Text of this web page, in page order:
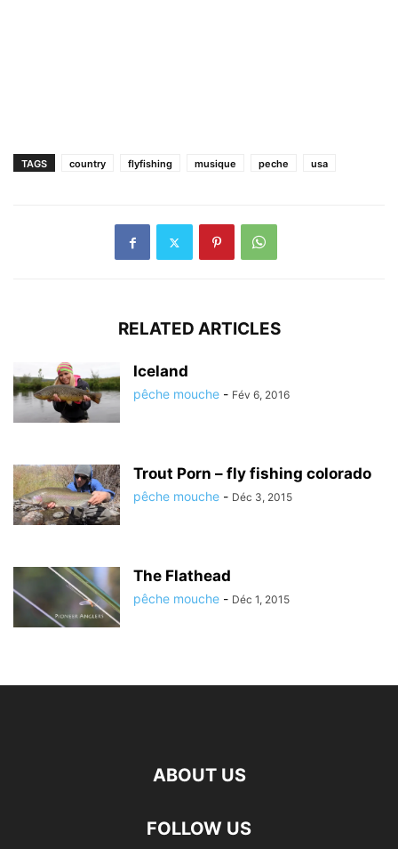
TAGS country flyfishing musique peche usa
RELATED ARTICLES
Iceland
pêche mouche - Fév 6, 2016
Trout Porn – fly fishing colorado
pêche mouche - Déc 3, 2015
The Flathead
pêche mouche - Déc 1, 2015
ABOUT US
FOLLOW US